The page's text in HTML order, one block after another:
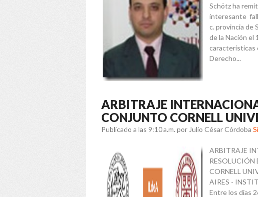
Schötz ha
interesante
c. provincia de
de la Nación el
características
Derecho...
ARBITRAJE
CONJUNTO CORNELL
Publicado a las 9:10 a.m. por Julio César Córdoba
ARBITRAJE
RESOLUCIÓN
CORNELL
AIRES -
Entre los dias